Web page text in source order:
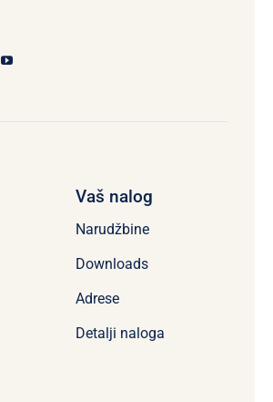
Vaš nalog
Narudžbine
Downloads
Adrese
Detalji naloga